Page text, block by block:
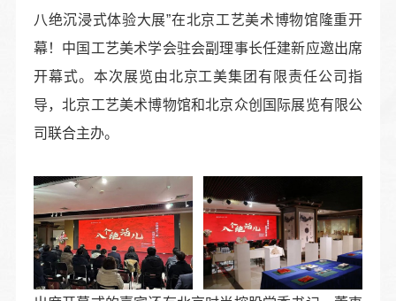
八绝沉浸式体验大展”在北京工艺美术博物馆隆重开
幕！中国工艺美术学会驻会副理事长任建新应邀出席
开幕式。本次展览由北京工美集团有限责任公司指
导，北京工艺美术博物馆和北京众创国际展览有限公
司联合主办。